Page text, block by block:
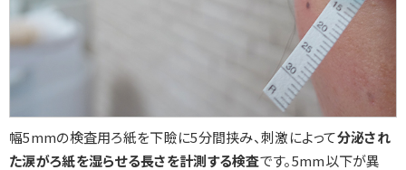
幅5mmの検査用ろ紙を下瞼に5分間挟み、刺激によって分泌され
た涙がろ紙を湿らせる長さを計測する検査です。5mm以下が異